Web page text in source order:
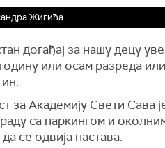
Жигића
догађај за нашу децу
или осам разреда
за Академију Свети Сава
са паркингом и
се одвија настава.